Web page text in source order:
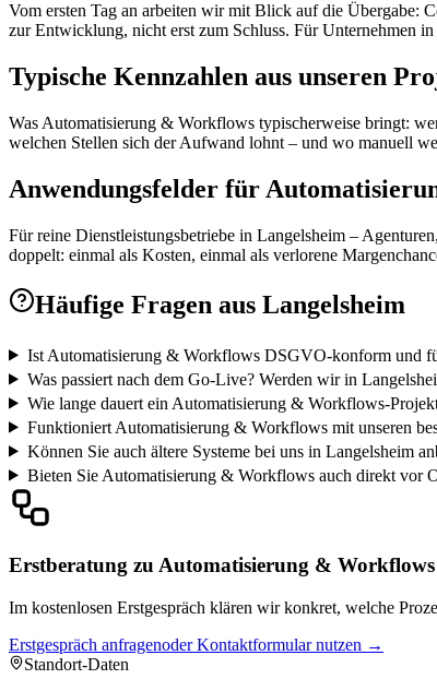
Vom ersten Tag an arbeiten wir mit Blick auf die Übergabe:
zur Entwicklung, nicht erst zum Schluss. Für Unternehmen
Typische Kennzahlen aus unseren
Was Automatisierung & Workflows typischerweise bringt:
welchen Stellen sich der Aufwand lohnt – und wo manuell
Anwendungsfelder für
Für reine Dienstleistungsbetriebe in Langelsheim –
doppelt: einmal als Kosten, einmal als verlorene
Häufige Fragen aus Langelsheim
Ist Automatisierung & Workflows DSGVO-konform und
Was passiert nach dem Go-Live? Werden wir in
Wie lange dauert ein Automatisierung & Workflows-
Funktioniert Automatisierung & Workflows mit unseren
Können Sie auch ältere Systeme bei uns in Langelsheim
Bieten Sie Automatisierung & Workflows auch direkt vor
Erstberatung zu Automatisierung &
Im kostenlosen Erstgespräch klären wir konkret, welche
Erstgespräch anfragenoder Kontaktformular nutzen →
Standort-Daten